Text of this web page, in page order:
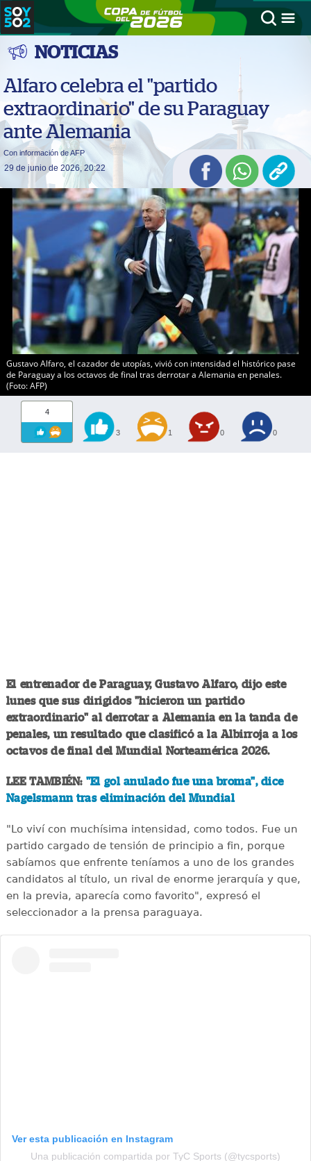
NOTICIAS
Alfaro celebra el "partido
extraordinario" de su Paraguay
ante Alemania
Con información de AFP
29 de junio de 2026, 20:22
Gustavo Alfaro, el cazador de utopías, vivió con intensidad el histórico pase
de Paraguay a los octavos de final tras derrotar a Alemania en penales.
(Foto: AFP)
4
3 1 0 0
El entrenador de Paraguay, Gustavo Alfaro, dijo este
lunes que sus dirigidos "hicieron un partido
extraordinario" al derrotar a Alemania en la tanda de
penales, un resultado que clasificó a la Albirroja a los
octavos de final del Mundial Norteamérica 2026.
LEE TAMBIÉN: "El gol anulado fue una broma", dice
Nagelsmann tras eliminación del Mundial
"Lo viví con muchísima intensidad, como todos. Fue un
partido cargado de tensión de principio a fin, porque
sabíamos que enfrente teníamos a uno de los grandes
candidatos al título, un rival de enorme jerarquía y que,
en la previa, aparecía como favorito", expresó el
seleccionador a la prensa paraguaya.
Ver esta publicación en Instagram
Una publicación compartida por TyC Sports (@tycsports)